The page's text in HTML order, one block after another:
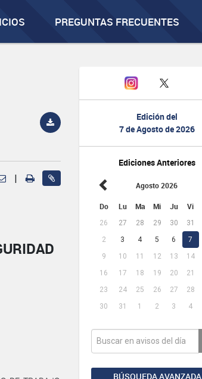
PREGUNTAS FRECUENTES
Edición del
7 de Agosto de 2026
Ediciones Anteriores
Agosto 2026
Do Lu Ma Mi Ju Vi
26 27 28 29 30 31
2
3 4 5 6 7
9
10 11 12 13 14
16
17 18 19 20 21
23
24 25 26 27 28
30
31 1 2 3 4
BÚSQUEDA AVANZADA
|